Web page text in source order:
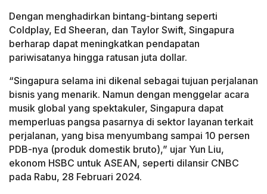
Dengan menghadirkan bintang-bintang seperti
Coldplay, Ed Sheeran, dan Taylor Swift, Singapura
berharap dapat meningkatkan pendapatan
pariwisatanya hingga ratusan juta dollar.
“Singapura selama ini dikenal sebagai tujuan perjalanan
bisnis yang menarik. Namun dengan menggelar acara
musik global yang spektakuler, Singapura dapat
memperluas pangsa pasarnya di sektor layanan terkait
perjalanan, yang bisa menyumbang sampai 10 persen
PDB-nya (produk domestik bruto),” ujar Yun Liu,
ekonom HSBC untuk ASEAN, seperti dilansir CNBC
pada Rabu, 28 Februari 2024.